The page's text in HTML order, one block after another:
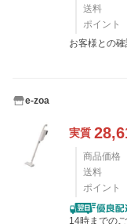
送料
ポイント
お客様との
e-zoa
実質
商品価格
送料
ポイント
14時までの